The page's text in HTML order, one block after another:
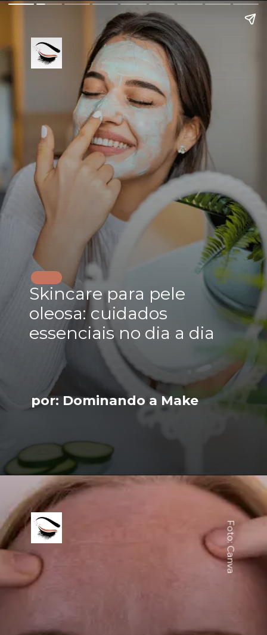
Skincare para pele
oleosa: cuidados
essenciais no dia a dia
por: Dominando a Make
Foto: Canva